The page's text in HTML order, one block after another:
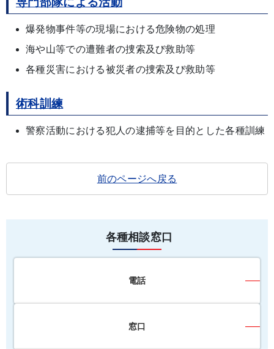
爆発物事件等の現場における危険物の処理
海や山等での遭難者の捜索及び救助等
各種災害における被災者の捜索及び救助等
術科訓練
警察活動における犯人の逮捕等を目的とした各種訓練
前のページへ戻る
各種相談窓口
電話
窓口